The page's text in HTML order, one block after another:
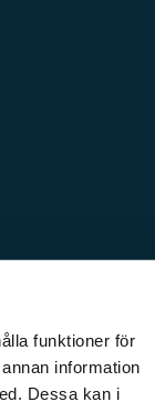
funktioner för
information
Dessa kan i